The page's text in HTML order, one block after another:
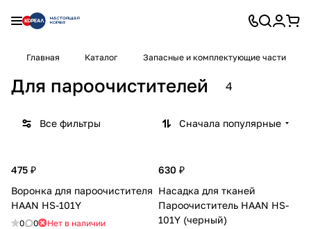
Главная Каталог Запасные и комплектующие части
Для пароочистителей 4
Все фильтры Сначала популярные
475 ₽
Воронка для пароочистителя
HAAN HS-101Y
0 0 Нет в наличии
630 ₽
Насадка для тканей
Пароочиститель HAAN HS-
101Y (черный)